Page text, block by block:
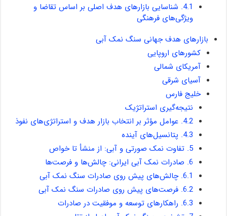
4.1. شناسایی بازارهای هدف اصلی بر اساس تقاضا و
ویژگی‌های فرهنگی
بازارهای هدف جهانی سنگ نمک آبی
کشورهای اروپایی
آمریکای شمالی
آسیای شرقی
خلیج فارس
نتیجه‌گیری استراتژیک
4.2. عوامل مؤثر بر انتخاب بازار هدف و استراتژی‌های نفوذ
4.3. پتانسیل‌های آینده
5. تفاوت نمک صورتی و آبی: از منشأ تا خواص
6. صادرات نمک آبی ایرانی: چالش‌ها و فرصت‌ها
6.1. چالش‌های پیش روی صادرات سنگ نمک آبی
6.2. فرصت‌های پیش روی صادرات سنگ نمک آبی
6.3. راهکارهای توسعه و موفقیت در صادرات